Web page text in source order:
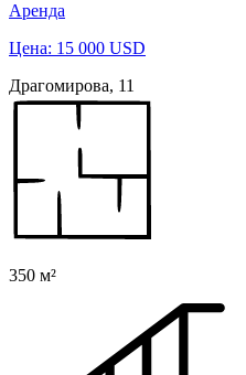
Аренда
Цена: 15 000 USD
Драгомирова, 11
350 м²